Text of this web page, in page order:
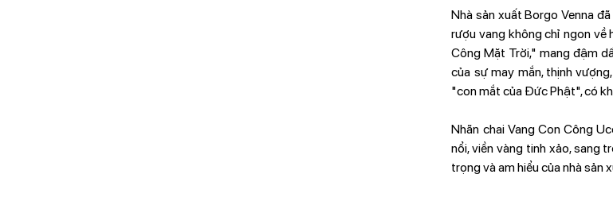
Nhà sản xuất Borgo Venna
rượu vang không chỉ ngon về
Công Mặt Trời," mang đậm
của sự may mắn, thịnh
"con mắt của Đức Phật", có
Nhãn chai Vang Con Công
nổi, viền vàng tinh xảo, sang
trọng và am hiểu của nhà sản